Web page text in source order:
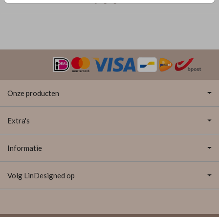
Onze producten
Extra's
Informatie
Volg LinDesigned op